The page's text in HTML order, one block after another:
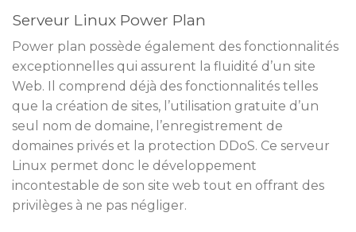
Serveur Linux Power Plan
Power plan possède également des fonctionnalités
exceptionnelles qui assurent la fluidité d’un site
Web. Il comprend déjà des fonctionnalités telles
que la création de sites, l’utilisation gratuite d’un
seul nom de domaine, l’enregistrement de
domaines privés et la protection DDoS. Ce serveur
Linux permet donc le développement
incontestable de son site web tout en offrant des
privilèges à ne pas négliger.